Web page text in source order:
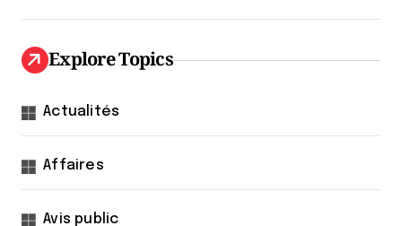
Explore Topics
Actualités
Affaires
Avis public